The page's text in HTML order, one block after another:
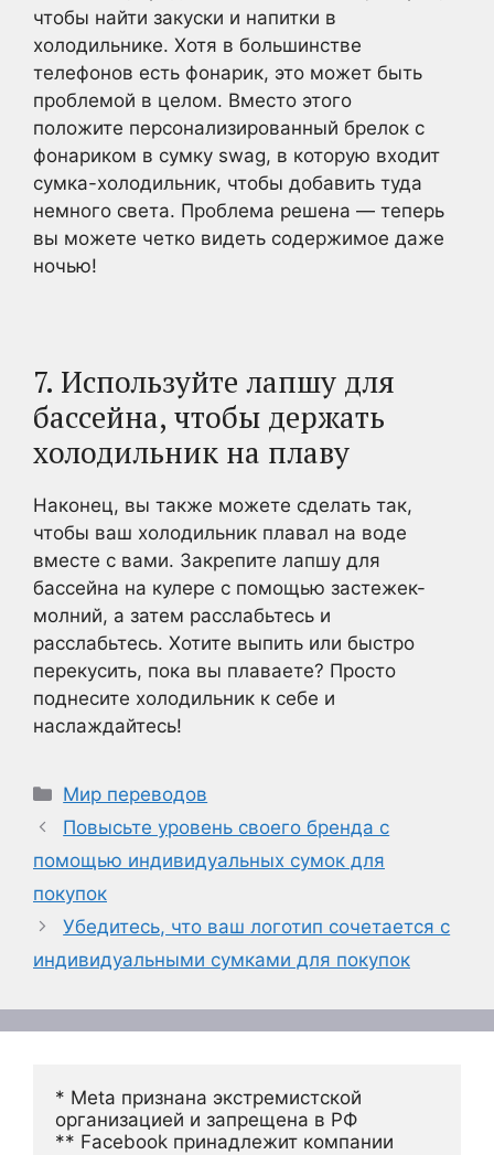
чтобы найти закуски и напитки в
холодильнике. Хотя в большинстве
телефонов есть фонарик, это может быть
проблемой в целом. Вместо этого
положите персонализированный брелок с
фонариком в сумку swag, в которую входит
сумка-холодильник, чтобы добавить туда
немного света. Проблема решена — теперь
вы можете четко видеть содержимое даже
ночью!
7. Используйте лапшу для
бассейна, чтобы держать
холодильник на плаву
Наконец, вы также можете сделать так,
чтобы ваш холодильник плавал на воде
вместе с вами. Закрепите лапшу для
бассейна на кулере с помощью застежек-
молний, а затем расслабьтесь и
расслабьтесь. Хотите выпить или быстро
перекусить, пока вы плаваете? Просто
поднесите холодильник к себе и
наслаждайтесь!
Рубрики
Мир переводов
Повысьте уровень своего бренда с
помощью индивидуальных сумок для
покупок
Убедитесь, что ваш логотип сочетается с
индивидуальными сумками для покупок
* Meta признана экстремистской
организацией и запрещена в РФ
** Facebook принадлежит компании